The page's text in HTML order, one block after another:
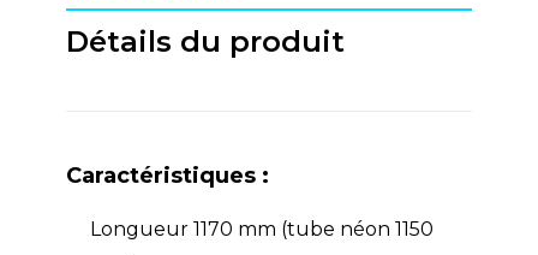
Détails du produit
Caractéristiques :
Longueur 1170 mm (tube néon 1150